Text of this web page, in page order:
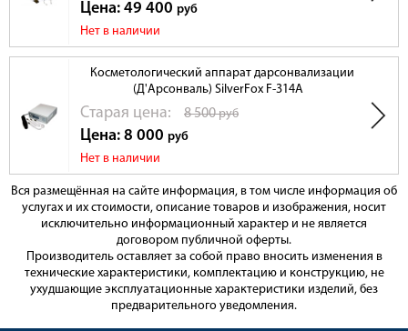
Цена: 49 400 руб
Нет в наличии
Косметологический аппарат дарсонвализации
(Д'Арсонваль) SilverFox F-314A
Cтарая цена: 8 500руб
Цена: 8 000 руб
Нет в наличии
Вся размещённая на сайте информация, в том числе информация об
услугах и их стоимости, описание товаров и изображения, носит
исключительно информационный характер и не является
договором публичной оферты.
Производитель оставляет за собой право вносить изменения в
технические характеристики, комплектацию и конструкцию, не
ухудшающие эксплуатационные характеристики изделий, без
предварительного уведомления.